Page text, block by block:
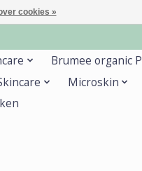
Brumee organic
Microskin
cookies »